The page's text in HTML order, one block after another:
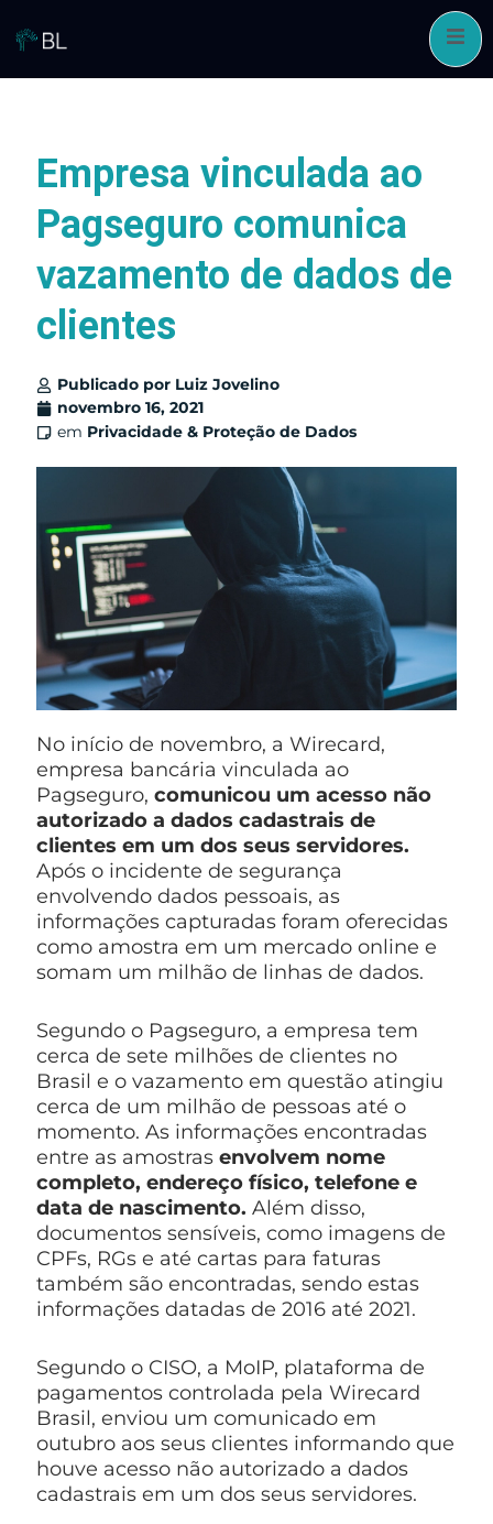
Pular
para
Empresa vinculada ao
Pagseguro comunica
vazamento de dados de
clientes
Publicado por Luiz Jovelino
novembro 16, 2021
em Privacidade & Proteção de Dados
No início de novembro, a Wirecard,
empresa bancária vinculada ao
Pagseguro, comunicou um acesso não
autorizado a dados cadastrais de
clientes em um dos seus servidores.
Após o incidente de segurança
envolvendo dados pessoais, as
informações capturadas foram oferecidas
como amostra em um mercado online e
somam um milhão de linhas de dados.
Segundo o Pagseguro, a empresa tem
cerca de sete milhões de clientes no
Brasil e o vazamento em questão atingiu
cerca de um milhão de pessoas até o
momento. As informações encontradas
entre as amostras envolvem nome
completo, endereço físico, telefone e
data de nascimento. Além disso,
documentos sensíveis, como imagens de
CPFs, RGs e até cartas para faturas
também são encontradas, sendo estas
informações datadas de 2016 até 2021.
Segundo o CISO, a MoIP, plataforma de
pagamentos controlada pela Wirecard
Brasil, enviou um comunicado em
outubro aos seus clientes informando que
houve acesso não autorizado a dados
cadastrais em um dos seus servidores.